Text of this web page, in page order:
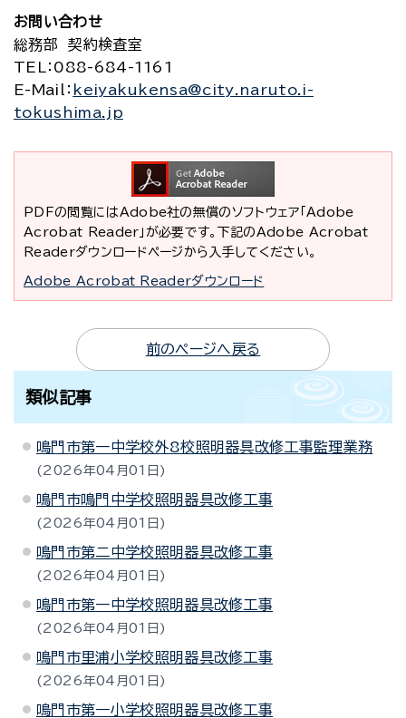
お問い合わせ
総務部 契約検査室
TEL
：088-684-1161
E-Mail
： keiyakukensa@city.naruto.i-
tokushima.jp
PDFの閲覧にはAdobe社の無償のソフトウェア「Adobe
Acrobat Reader」が必要です。下記のAdobe Acrobat
Readerダウンロードページから入手してください。
Adobe Acrobat Readerダウンロード
前のページへ戻る
類似記事
鳴門市第一中学校外8校照明器具改修工事監理業務
2026年04月01日
鳴門市鳴門中学校照明器具改修工事
2026年04月01日
鳴門市第二中学校照明器具改修工事
2026年04月01日
鳴門市第一中学校照明器具改修工事
2026年04月01日
鳴門市里浦小学校照明器具改修工事
2026年04月01日
鳴門市第一小学校照明器具改修工事